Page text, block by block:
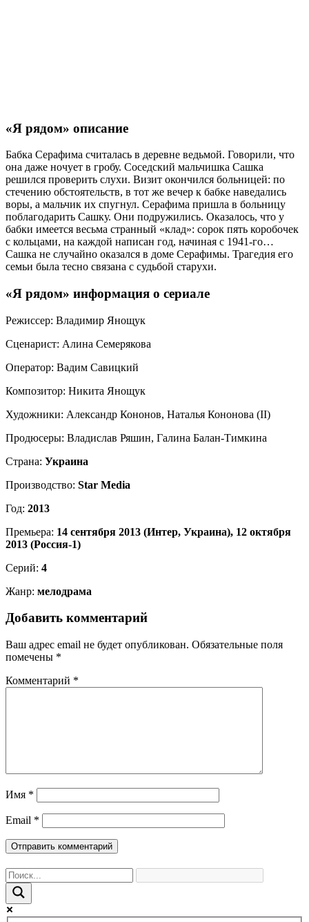
«Я рядом» описание
Бабка Серафима считалась в деревне ведьмой. Говорили, что
она даже ночует в гробу. Соседский мальчишка Сашка
решился проверить слухи. Визит окончился больницей: по
стечению обстоятельств, в тот же вечер к бабке наведались
воры, а мальчик их спугнул. Серафима пришла в больницу
поблагодарить Сашку. Они подружились. Оказалось, что у
бабки имеется весьма странный «клад»: сорок пять коробочек
с кольцами, на каждой написан год, начиная с 1941-го…
Сашка не случайно оказался в доме Серафимы. Трагедия его
семьи была тесно связана с судьбой старухи.
«Я рядом» информация о сериале
Режиссер: Владимир Янощук
Сценарист: Алина Семерякова
Оператор: Вадим Савицкий
Композитор: Никита Янощук
Художники: Александр Кононов, Наталья Кононова (II)
Продюсеры: Владислав Ряшин, Галина Балан-Тимкина
Страна: Украина
Производство: Star Media
Год: 2013
Премьера: 14 сентября 2013 (Интер, Украина), 12 октября
2013 (Россия-1)
Cерий: 4
Жанр: мелодрама
Добавить комментарий
Ваш адрес email не будет опубликован. Обязательные поля
помечены *
Комментарий *
Имя *
Email *